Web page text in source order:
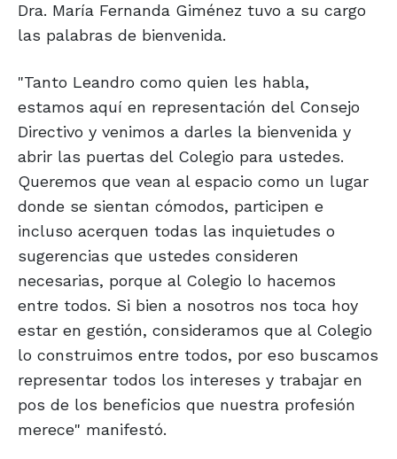
Dra. María Fernanda Giménez tuvo a su cargo
las palabras de bienvenida.
"Tanto Leandro como quien les habla,
estamos aquí en representación del Consejo
Directivo y venimos a darles la bienvenida y
abrir las puertas del Colegio para ustedes.
Queremos que vean al espacio como un lugar
donde se sientan cómodos, participen e
incluso acerquen todas las inquietudes o
sugerencias que ustedes consideren
necesarias, porque al Colegio lo hacemos
entre todos. Si bien a nosotros nos toca hoy
estar en gestión, consideramos que al Colegio
lo construimos entre todos, por eso buscamos
representar todos los intereses y trabajar en
pos de los beneficios que nuestra profesión
merece" manifestó.